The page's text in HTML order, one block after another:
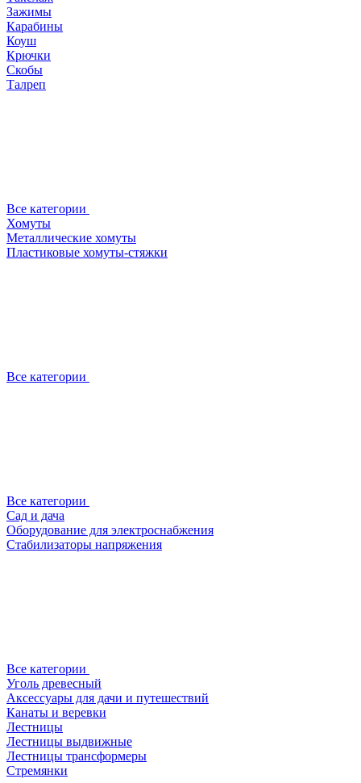
Зажимы
Карабины
Коуш
Крючки
Скобы
Талреп
Все категории
Хомуты
Металлические хомуты
Пластиковые хомуты-стяжки
Все категории
Все категории
Сад и дача
Оборудование для электроснабжения
Стабилизаторы напряжения
Все категории
Уголь древесный
Аксессуары для дачи и путешествий
Канаты и веревки
Лестницы
Лестницы выдвижные
Лестницы трансформеры
Стремянки